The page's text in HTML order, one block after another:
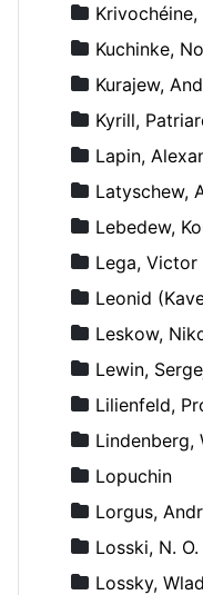
Krivochéine,
Kuchinke,
Kurajew,
Kyrill,
Lapin,
Latyschew,
Lebedew,
Lega, Victor
Leonid
Leskow,
Lewin,
Lilienfeld,
Lindenberg,
Lopuchin
Lorgus,
Losski, N. O.
Lossky,